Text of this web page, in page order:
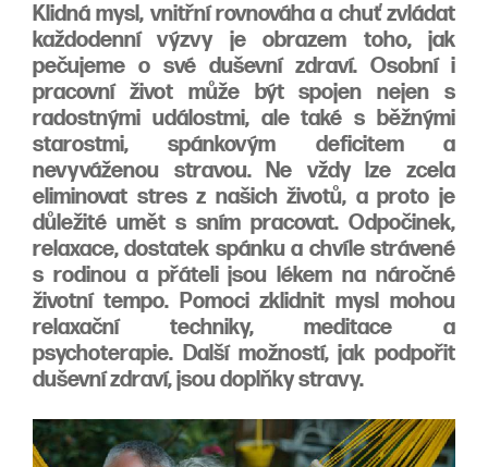
Klidná mysl, vnitřní rovnováha a chuť zvládat
každodenní výzvy je obrazem toho, jak
pečujeme o své duševní zdraví. Osobní i
pracovní život může být spojen nejen s
radostnými událostmi, ale také s běžnými
starostmi, spánkovým deficitem a
nevyváženou stravou. Ne vždy lze zcela
eliminovat stres z našich životů, a proto je
důležité umět s sním pracovat. Odpočinek,
relaxace, dostatek spánku a chvíle strávené
s rodinou a přáteli jsou lékem na náročné
životní tempo. Pomoci zklidnit mysl mohou
relaxační techniky, meditace a
psychoterapie. Další možností, jak podpořit
duševní zdraví, jsou doplňky stravy.